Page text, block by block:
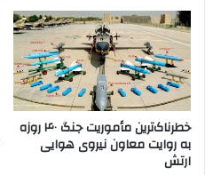
خطرناک‌ترین مأموریت جنگ ۴۰ روزه
به روایت معاون نیروی هوایی
ارتش